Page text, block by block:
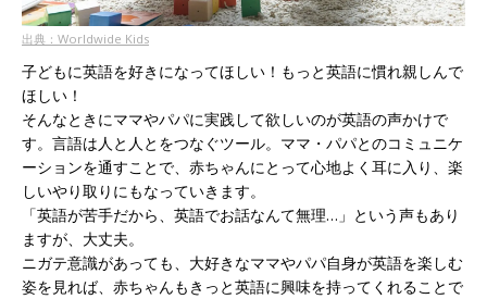
出典：Worldwide Kids
子どもに英語を好きになってほしい！もっと英語に慣れ親しんで
ほしい！
そんなときにママやパパに実践して欲しいのが英語の声かけで
す。言語は人と人とをつなぐツール。ママ・パパとのコミュニケ
ーションを通すことで、赤ちゃんにとって心地よく耳に入り、楽
しいやり取りにもなっていきます。
「英語が苦手だから、英語でお話なんて無理…」という声もあり
ますが、大丈夫。
ニガテ意識があっても、大好きなママやパパ自身が英語を楽しむ
姿を見れば、赤ちゃんもきっと英語に興味を持ってくれることで